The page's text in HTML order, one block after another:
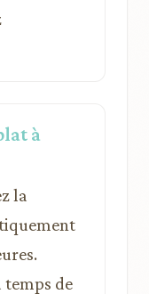
à
la
temps de